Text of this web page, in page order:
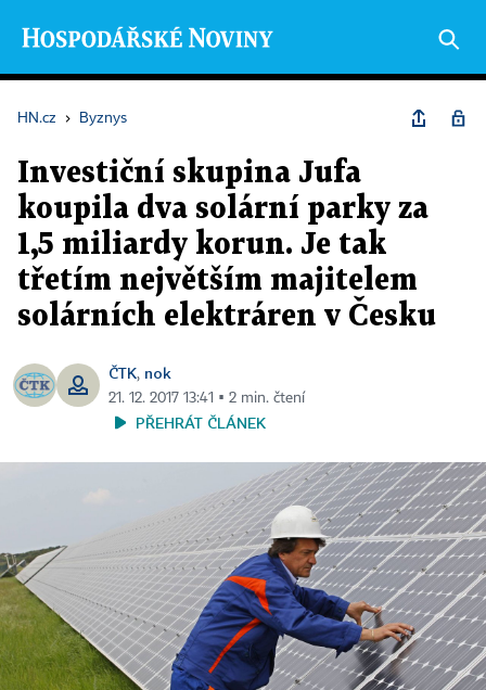
HN.cz › Byznys
Investiční skupina Jufa
koupila dva solární parky za
1,5 miliardy korun. Je tak
třetím největším majitelem
solárních elektráren v Česku
ČTK, nok
21. 12. 2017 13:41 ▪ 2 min. čtení
PŘEHRÁT ČLÁNEK